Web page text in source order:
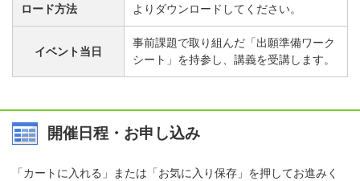
ロード方法
よりダウンロードしてください。
イベント当日
事前課題で取り組んだ「出願準備ワーク
シート」を持参し、講義を受講します。
開催日程・お申し込み
「カートに入れる」または「お気に入り保存」を押してお進みく